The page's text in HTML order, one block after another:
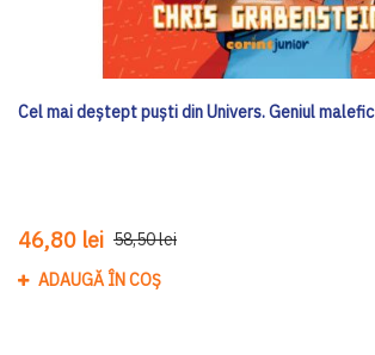
Cel mai deștept puști din Univers. Geniul malefic
46,80 lei 58,50 lei
ADAUGĂ ÎN COȘ